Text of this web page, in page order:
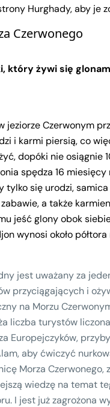
Hurghady, aby je
Czerwonego
który żywi się
jeziorze Czerwonym
i karmi piersią, co
dopóki nie osiągnie
spędza 16 miesięcy
tylko się urodzi,
a także
jeść glony obok
wynosi około
jest uważany za
przyciągających i
na Morzu
liczba turystów
Europejczyków,
aby ćwiczyć
Morza Czerwonego,
wiedzę na temat
I jest już zagrożona